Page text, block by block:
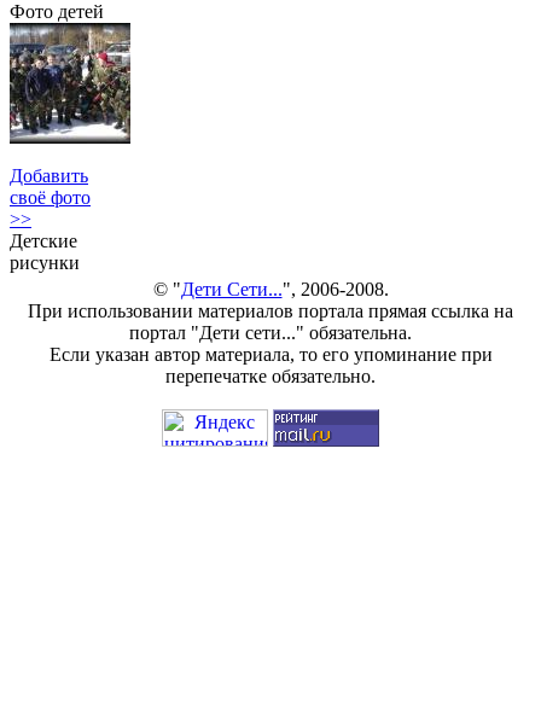
Фото детей
Добавить
своё фото
>>
Детские
рисунки
© "Дети Сети...", 2006-2008.
При использовании материалов портала прямая ссылка на
портал "Дети сети..." обязательна.
Если указан автор материала, то его упоминание при
перепечатке обязательно.